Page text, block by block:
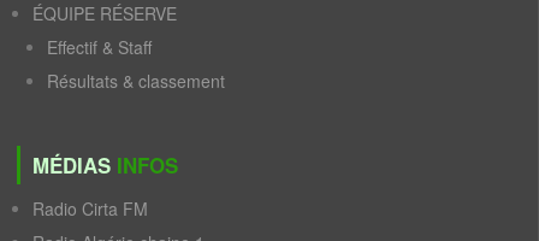
ÉQUIPE RÉSERVE
Effectif & Staff
Résultats & classement
MÉDIAS INFOS
Radio Cirta FM